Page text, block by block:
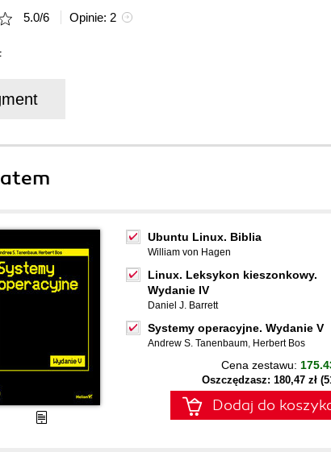
5.0/6 Opinie: 2
Ubuntu Linux. Biblia
William von Hagen
Linux. Leksykon kieszonkowy.
Wydanie IV
Daniel J. Barrett
Systemy operacyjne. Wydanie V
Andrew S. Tanenbaum, Herbert Bos
Cena zestawu:
Oszczędzasz: 180,47 zł
Dodaj do